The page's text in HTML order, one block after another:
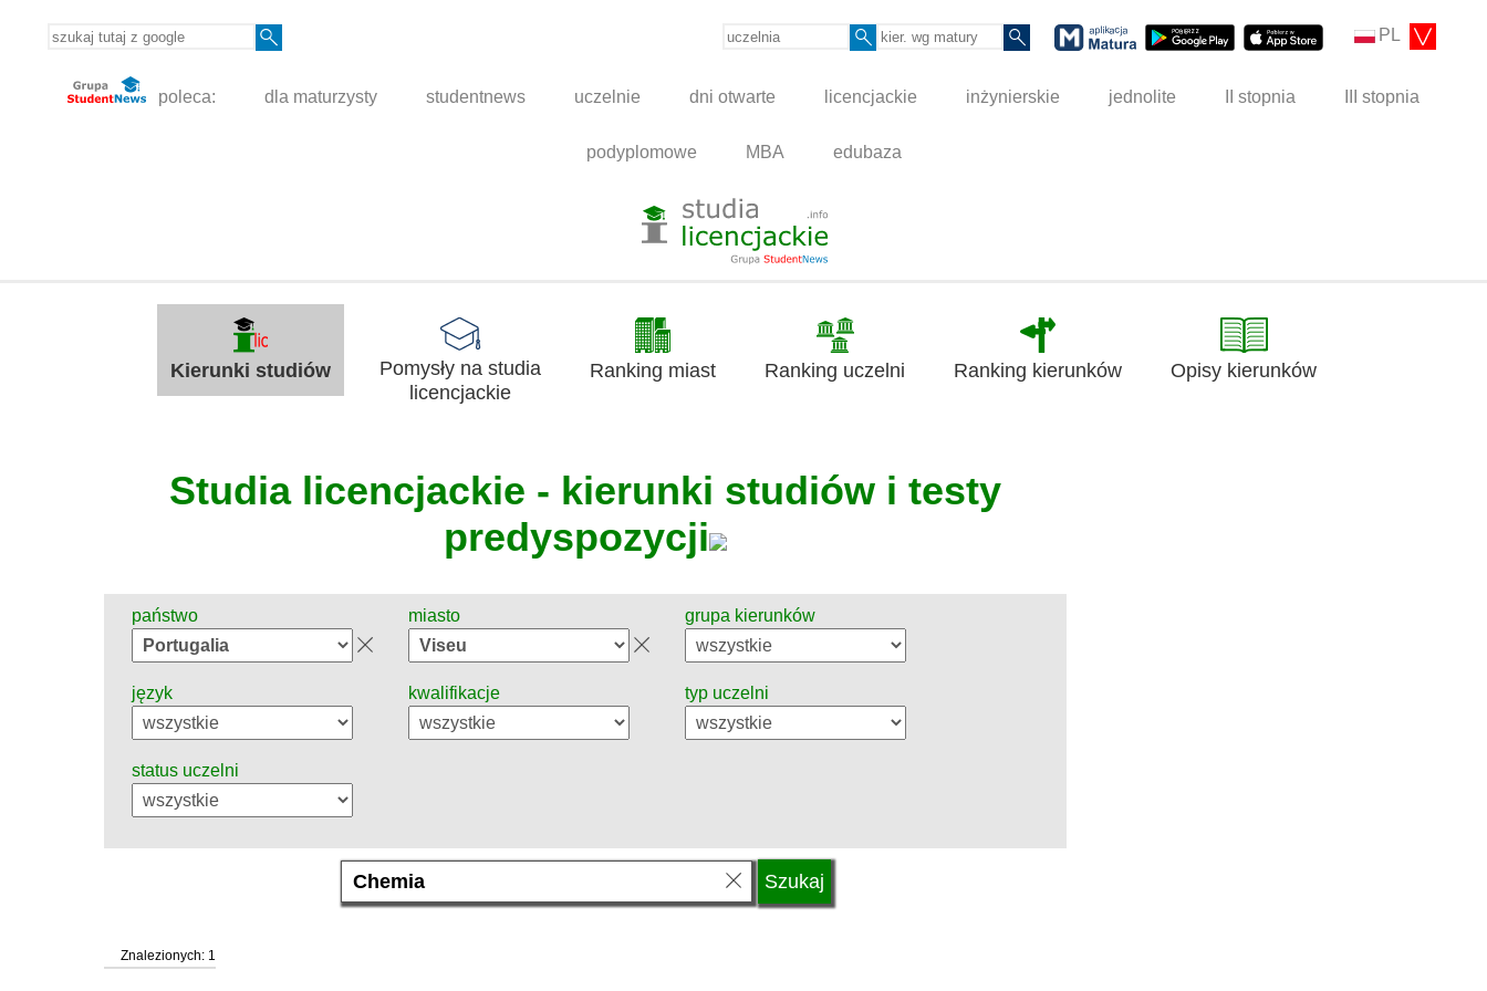
PL
poleca: dla maturzysty studentnews uczelnie dni otwarte licencjackie inżynierskie jednolite II stopnia III stopnia
podyplomowe MBA edubaza
Kierunki studiów
Pomysły na studia
licencjackie
Ranking miast Ranking uczelni Ranking kierunków Opisy kierunków
Studia licencjackie - kierunki studiów i testy
predyspozycji
państwo miasto grupa kierunków
język kwalifikacje typ uczelni
status uczelni
Znalezionych: 1